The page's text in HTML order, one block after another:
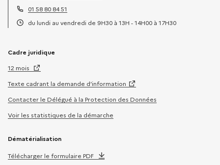
Adresse électronique :
Téléphone :
01 58 80 84 51
du lundi au vendredi de 9H30 à 13H - 14H00 à 17H30
Cadre juridique
12 mois
Texte cadrant la demande d’information
Contacter le Délégué à la Protection des Données
Voir les statistiques de la démarche
Dématérialisation
Télécharger le formulaire PDF